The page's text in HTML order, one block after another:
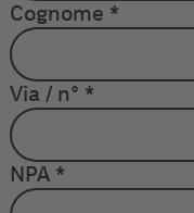
Cognome *
Via / n° *
NPA *